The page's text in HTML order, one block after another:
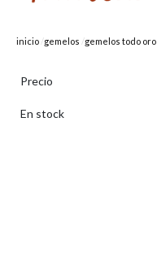
inicio gemelos gemelos todo oro
Precio
En stock